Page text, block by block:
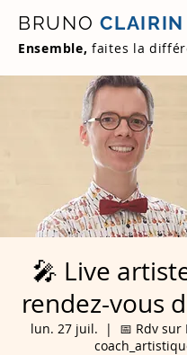
BRUNO CLAIRIN
Ensemble, faites la
🎤 Live
rendez-vous
lun. 27 juil.
  |
📅 Rdv